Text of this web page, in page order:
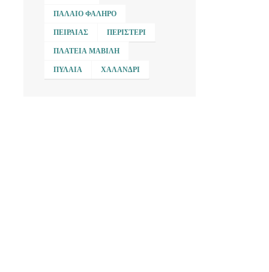
ΠΑΛΑΙΌ ΦΆΛΗΡΟ
ΠΕΙΡΑΙΆΣ ΠΕΡΙΣΤΈΡΙ
ΠΛΑΤΕΊΑ ΜΑΒΊΛΗ
ΠΥΛΑΊΑ ΧΑΛΆΝΔΡΙ